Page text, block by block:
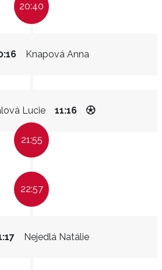
20:40
Knapová Anna
Lucie 11:16
21:55
22:57
Nejedlá Natálie